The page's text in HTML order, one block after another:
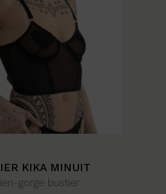
KIKA MINUIT
gorge bustier